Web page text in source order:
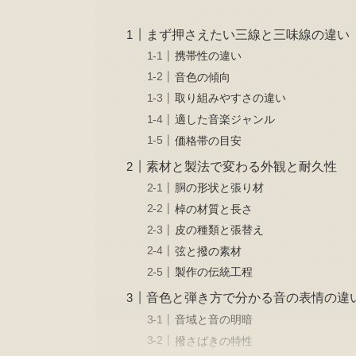
まず押さえたい三線と三味線の違い
携帯性の違い
音色の傾向
取り組みやすさの違い
適した音楽ジャンル
価格帯の目安
素材と製法で変わる外観と耐久性
胴の形状と張り材
棹の材質と長さ
皮の種類と張替え
弦と撥の素材
製作の伝統工程
音色と弾き方で分かる音の表情の違
音域と音の明暗
撥さばきの特性